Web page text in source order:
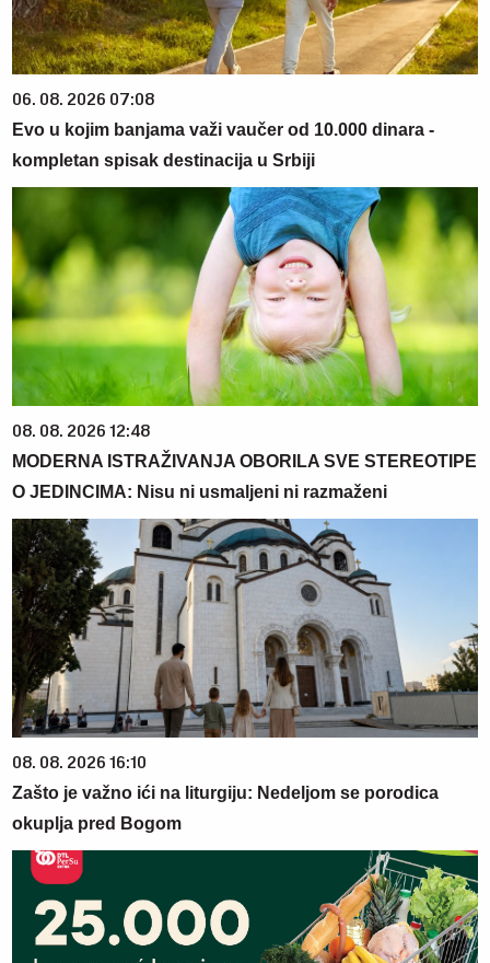
06. 08. 2026 07:08
Evo u kojim banjama važi vaučer od 10.000 dinara -
kompletan spisak destinacija u Srbiji
08. 08. 2026 12:48
MODERNA ISTRAŽIVANJA OBORILA SVE STEREOTIPE
O JEDINCIMA: Nisu ni usmaljeni ni razmaženi
08. 08. 2026 16:10
Zašto je važno ići na liturgiju: Nedeljom se porodica
okuplja pred Bogom